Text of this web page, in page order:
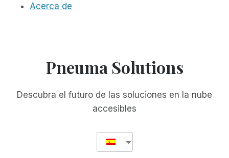
Acerca de
Pneuma Solutions
Descubra el futuro de las soluciones en la nube
accesibles